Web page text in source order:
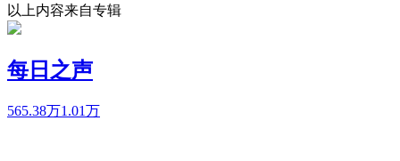
以上内容来自专辑
每日之声
565.38万1.01万